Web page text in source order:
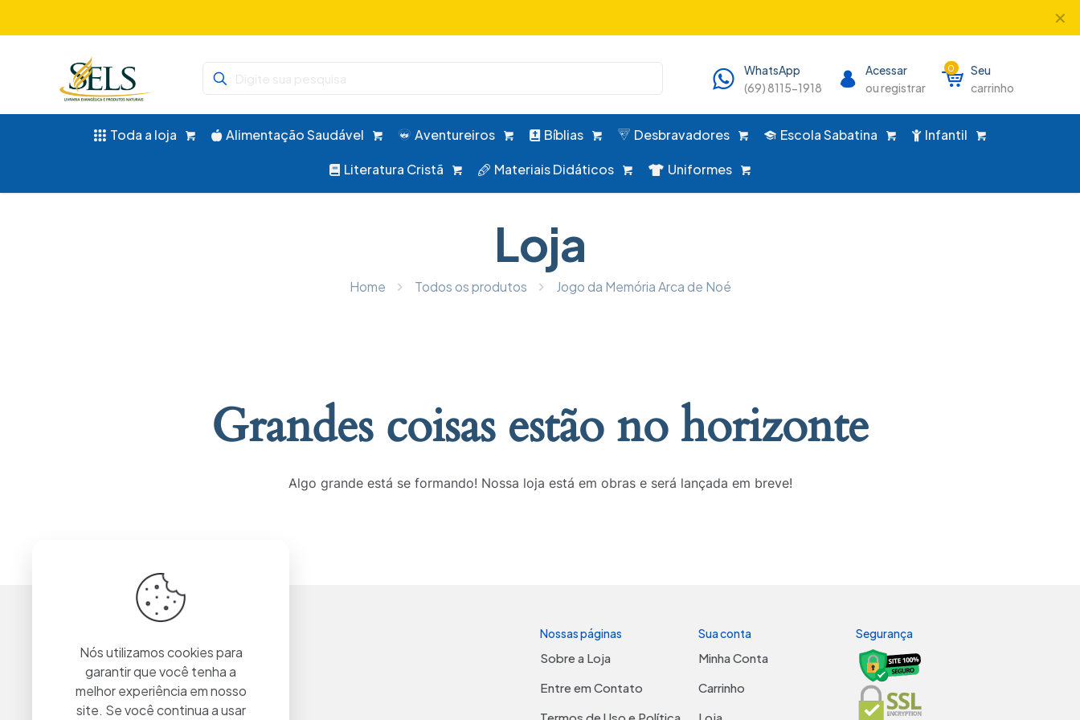
✕
WhatsApp
(69) 8115-1918
Acessar
ou registrar
0
Seu
carrinho
Toda a loja Alimentação Saudável Aventureiros Bíblias Desbravadores Escola Sabatina Infantil
Literatura Cristã Materiais Didáticos Uniformes
Loja
Home Todos os produtos Jogo da Memória Arca de Noé
Grandes coisas estão no horizonte
Algo grande está se formando! Nossa loja está em obras e será lançada em breve!
Nossas páginas
Sobre a Loja
Entre em Contato
Termos de Uso e Política
Sua conta
Minha Conta
Carrinho
Loja
Segurança
Nós utilizamos cookies para
garantir que você tenha a
melhor experiência em nosso
site. Se você continua a usar